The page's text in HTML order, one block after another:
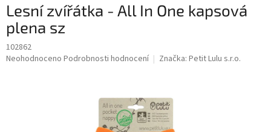
Lesní zvířátka - All In One kapsová
plena sz
102862
Průměrné
Neohodnoceno Podrobnosti hodnocení Značka: Petit Lulu s.r.o.